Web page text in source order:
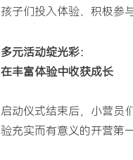
孩子们投入体验、积极参
多元活动绽光彩：
在丰富体验中收获成长
启动仪式结束后，小营员
验充实而有意义的开营第一